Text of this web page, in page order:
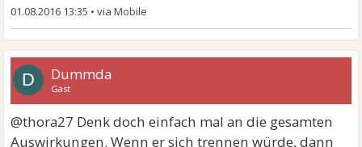
01.08.2016 13:35 •
D Dummda
Gast
@thora27 Denk doch einfach mal an die gesamten
Auswirkungen. Wenn er sich trennen würde, dann